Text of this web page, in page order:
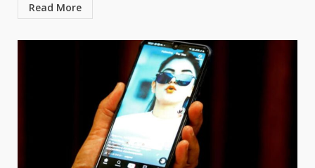
Read More